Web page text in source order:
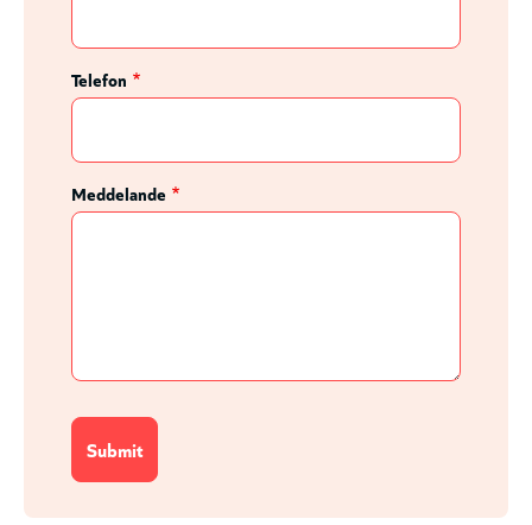
Telefon
Meddelande